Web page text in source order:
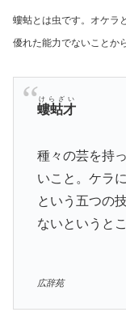
螻蛄とは虫です。オケラ
優れた能力でないことか
螻蛄才
けらざい
種々の芸を持
いこと。ケラ
という五つの
ないというと
広辞苑